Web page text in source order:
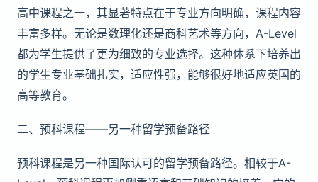
高中课程之一，其显著特点在于专业方向明确，课程内容
丰富多样。无论是数理化还是商科艺术等方向，A-Level
都为学生提供了更为细致的专业选择。这种体系下培养出
的学生专业基础扎实，适应性强，能够很好地适应英国的
高等教育。
二、预科课程——另一种留学预备路径
预科课程是另一种国际认可的留学预备路径。相较于A-